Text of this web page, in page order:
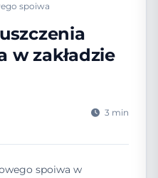
spoiwa
w zakładzie
3 min
spoiwa w